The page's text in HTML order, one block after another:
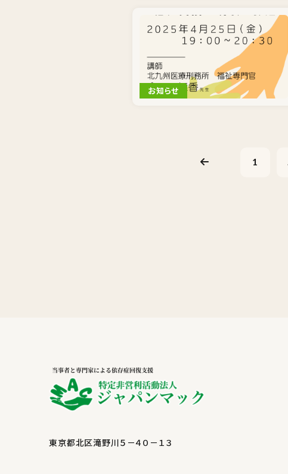
お知らせ
1
東京都北区滝野川５－４０－１３